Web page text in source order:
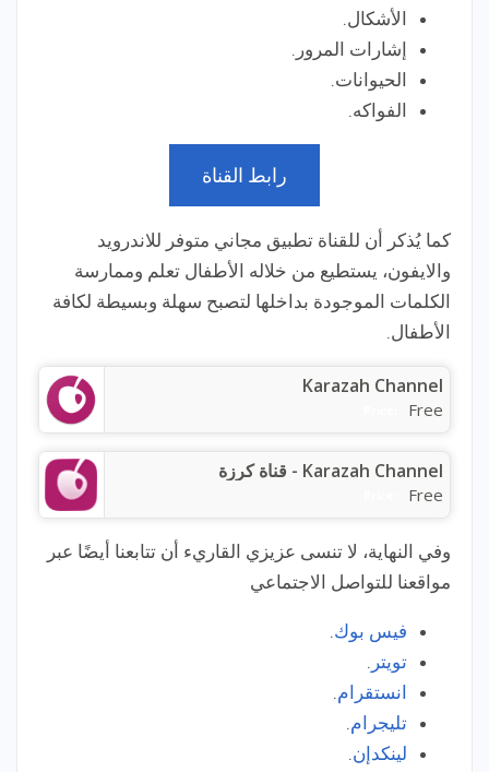
الأشكال.
إشارات المرور.
الحيوانات.
الفواكه.
رابط القناة
كما يُذكر أن للقناة تطبيق مجاني متوفر للاندرويد
والايفون، يستطيع من خلاله الأطفال تعلم وممارسة
الكلمات الموجودة بداخلها لتصبح سهلة وبسيطة لكافة
الأطفال.
Karazah Channel
Free
Karazah Channel - قناة كرزة
Free
وفي النهاية، لا تنسى عزيزي القاريء أن تتابعنا أيضًا عبر
مواقعنا للتواصل الاجتماعي
فيس بوك.
تويتر .
انستقرام.
تليجرام.
لينكدإن.